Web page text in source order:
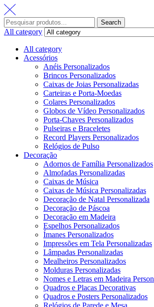
Search
All category
All category
Acessórios
Anéis Personalizados
Brincos Personalizados
Caixas de Joias Personalizadas
Carteiras e Porta-Moedas
Colares Personalizados
Globos de Vídeo Personalizados
Porta-Chaves Personalizados
Pulseiras e Braceletes
Record Players Personalizados
Relógios de Pulso
Decoração
Adornos de Família Personalizados
Almofadas Personalizadas
Caixas de Música
Caixas de Música Personalizadas
Decoração de Natal Personalizada
Decoração de Páscoa
Decoração em Madeira
Espelhos Personalizados
Ímanes Personalizados
Impressões em Tela Personalizadas
Lâmpadas Personalizadas
Mealheiros Personalizados
Molduras Personalizadas
Nomes e Letras em Madeira
Quadros e Placas Decorativas
Quadros e Posters Personalizados
Relógios de Parede e Mesa